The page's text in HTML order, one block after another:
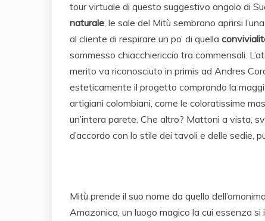
tour virtuale di questo suggestivo angolo di
naturale, le sale del Mitù sembrano aprirsi
al cliente di respirare un po’ di quella
sommesso chiacchiericcio tra commensali.
merito va riconosciuto in primis ad Andres
esteticamente il progetto comprando la
artigiani colombiani, come le coloratissime
un’intera parete. Che altro? Mattoni a vista,
d’accordo con lo stile dei tavoli e delle sedie,
Mitù prende il suo nome da quello
Amazonica, un luogo magico la cui essenza